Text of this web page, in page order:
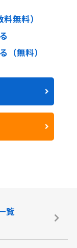
無料）
（無料）
覧